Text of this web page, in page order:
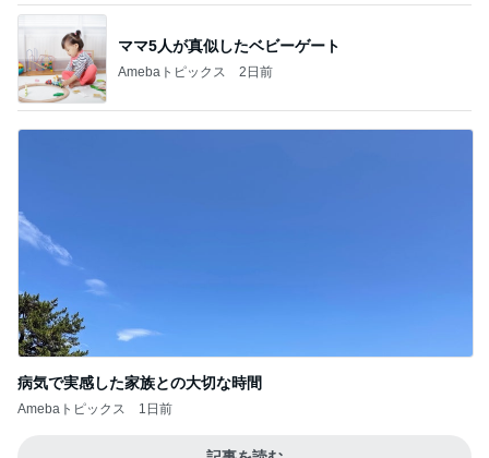
ママ5人が真似したベビーゲート
Amebaトピックス 2日前
病気で実感した家族との大切な時間
Amebaトピックス 1日前